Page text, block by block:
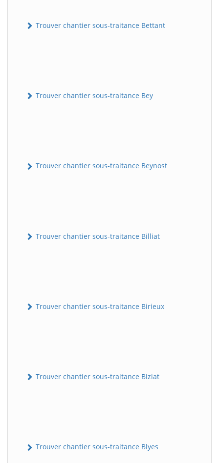
Trouver chantier sous-traitance Bettant
Trouver chantier sous-traitance Bey
Trouver chantier sous-traitance Beynost
Trouver chantier sous-traitance Billiat
Trouver chantier sous-traitance Birieux
Trouver chantier sous-traitance Biziat
Trouver chantier sous-traitance Blyes